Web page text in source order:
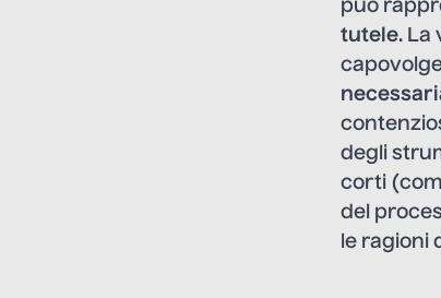
può
tutele. La
degli
corti
del
le ragioni